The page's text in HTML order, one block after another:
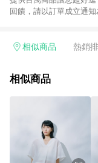
回饋，請以訂單成立通知為準 1. 請注意以下品類商品
電玩/遊戲/相機/單眼/鏡
的購回饋活動享Yahoo超
3. 訂單回饋金額將扣除
價券等虛擬貨幣折抵 4.
有相關事證認定您為大
相關認定以Yahoo購物中
相似商品 熱銷
相似商品